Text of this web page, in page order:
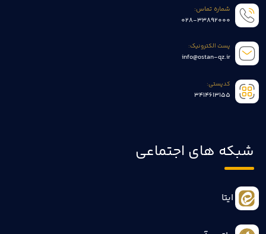
شماره تماس:
028-33892000
پست الکترونیک:
info@ostan-qz.ir
کدپستی:
3414613155
شبکه های اجتماعی
ایتا